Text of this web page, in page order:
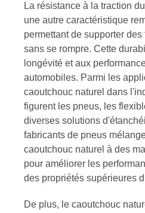
La résistance à la traction
une autre caractéristique
permettant de supporter
sans se rompre. Cette
longévité et aux
automobiles. Parmi les
caoutchouc naturel dans
figurent les pneus, les
diverses solutions
fabricants de pneus
caoutchouc naturel à des
pour améliorer les
des propriétés supérieures
De plus, le caoutchouc